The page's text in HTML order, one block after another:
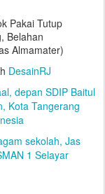
Pakai Tutup
Belahan
Almamater)
DesainRJ
depan SDIP Baitul
Kota Tangerang
sekolah Jas
1 Selayar